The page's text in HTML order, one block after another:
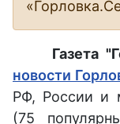
Газета
новости
РФ, России и
(75